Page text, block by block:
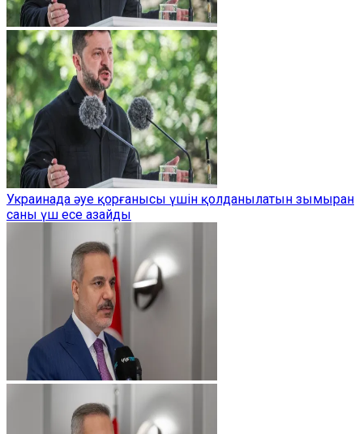
Украинада әуе қорғанысы үшін қолданылатын зымыран
саны үш есе азайды